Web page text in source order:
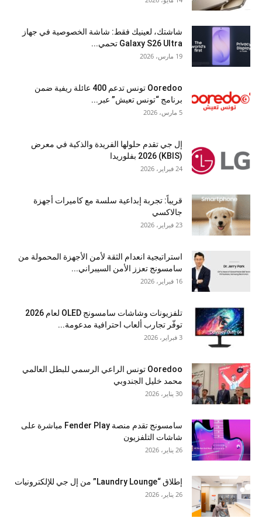
شاشتك، لعينيك فقط: شاشة الخصوصية في جهاز
Galaxy S26 Ultra تحمي...
19 مارس، 2026
Ooredoo تونس تدعم 400 عائلة ريفية ضمن
برنامج “تونس تعيش” عبر...
5 مارس، 2026
إل جي تقدم حلولها الفريدة والذكية في معرض
(KBIS) 2026 بفلوريدا
24 فبراير، 2026
قريباً: تجربة إبداعية سلسة مع كاميرات أجهزة
جالاكسي
23 فبراير، 2026
استراتيجية انعدام الثقة لأمن الأجهزة المحمولة من
سامسونج تعزز الأمن السيبراني...
16 فبراير، 2026
تلفزيونات وشاشات سامسونج OLED لعام 2026
توفّر تجارب ألعاب احترافية مدعومة...
3 فبراير، 2026
Ooredoo تونس الراعي الرسمي للبطل العالمي
محمد خليل الجندوبي
30 يناير، 2026
سامسونج تقدم منصة Fender Play مباشرة على
شاشات التلفزيون
26 يناير، 2026
إطلاق “Laundry Lounge” من إل جي للإلكترونيات
26 يناير، 2026